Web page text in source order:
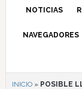
NOTICIAS
NAVEGADORES
INICIO» POSIBLE